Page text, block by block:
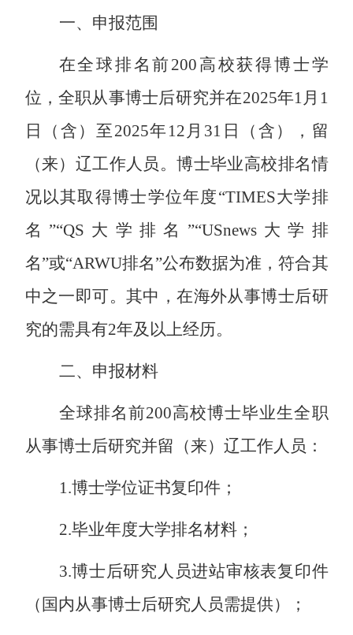
一、申报范围
在全球排名前 200 高校获得博士学
位，全职从事博士后研究并在2025年1 月 1
日（含） 至2025年 12 月 31 日（含）
，留
（来）辽工作人员。博士毕业高校排名情
况以其取得博士学位年度“TIMES大学排
名 ”“QS 大学排名 ”“USnews大学排
名”或“ARWU排名”公布数据为准，符合其
中之一即可。其中，在海外从事博士后研
究的需具有2年及 以上经历。
二、申报材料
全球排名前200高校博士毕业生全职
从事博士后研究并留（来）辽工作人员：
1.博士学位证书复印件；
2.毕业年度大学排名材料；
3.博士后研究人员进站审核表复印件
（国内从事博士后研究人员需提供）；